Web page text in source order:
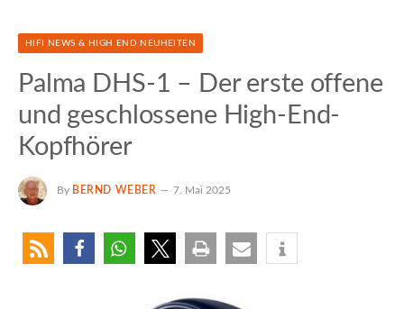
HIFI NEWS & HIGH END NEUHEITEN
Palma DHS-1 – Der erste offene
und geschlossene High-End-
Kopfhörer
By BERND WEBER 7. Mai 2025